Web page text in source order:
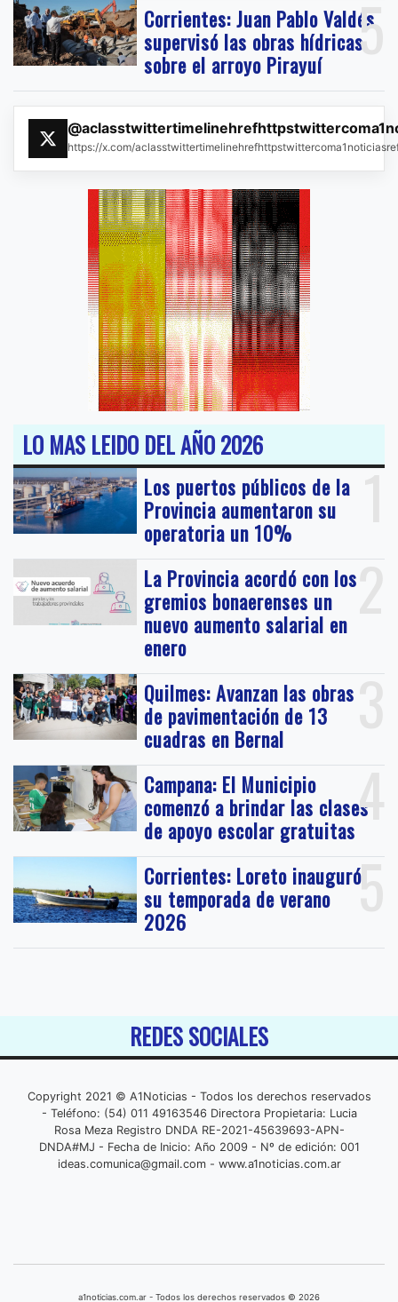
5
Corrientes: Juan Pablo Valdés
supervisó las obras hídricas
sobre el arroyo Pirayuí
https://x.com/
LO MAS LEIDO DEL AÑO 2026
1
Los puertos públicos de la
Provincia aumentaron su
operatoria un 10%
2
La Provincia acordó con los
gremios bonaerenses un
nuevo aumento salarial en
enero
3
Quilmes: Avanzan las obras
de pavimentación de 13
cuadras en Bernal
4
Campana: El Municipio
comenzó a brindar las clases
de apoyo escolar gratuitas
5
Corrientes: Loreto inauguró
su temporada de verano
2026
REDES SOCIALES
Copyright 2021 © A1Noticias - Todos los derechos reservados
- Teléfono: (54) 011 49163546 Directora Propietaria: Lucia
Rosa Meza Registro DNDA RE-2021-45639693-APN-
DNDA#MJ - Fecha de Inicio: Año 2009 - Nº de edición: 001
ideas.comunica@gmail.com- www.a1noticias.com.ar
a1noticias.com.ar - Todos los derechos reservados © 2026